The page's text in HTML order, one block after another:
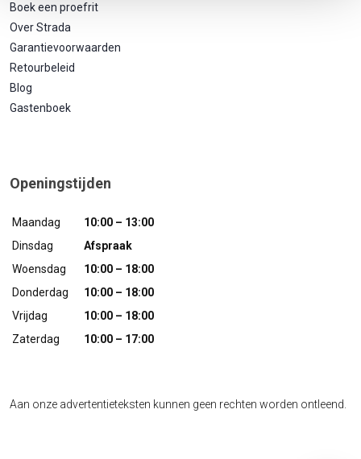
Boek een proefrit
Over Strada
Garantievoorwaarden
Retourbeleid
Blog
Gastenboek
Openingstijden
Maandag
10:00 – 13:00
Dinsdag
Afspraak
Woensdag
10:00 – 18:00
Donderdag
10:00 – 18:00
Vrijdag
10:00 – 18:00
Zaterdag
10:00 – 17:00
Aan onze advertentieteksten kunnen geen rechten worden ontleend.